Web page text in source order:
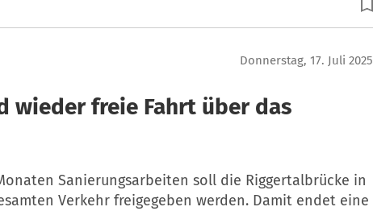
Donnerstag, 17. Juli 2025
wieder freie Fahrt über das
Sanierungsarbeiten soll die Riggertalbrücke in
Verkehr freigegeben werden. Damit endet eine